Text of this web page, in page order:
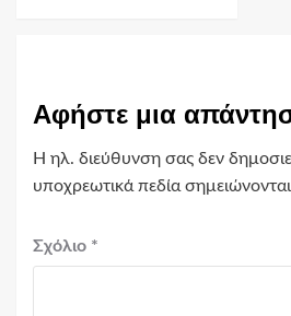
Αφήστε μια
Η ηλ. διεύθυνση σας δεν
υποχρεωτικά πεδία
Σχόλιο *